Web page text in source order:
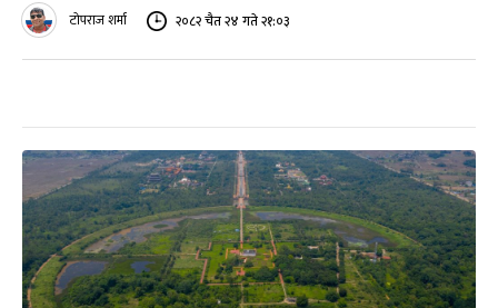
टोपराज शर्मा २०८२ चैत २४ गते २१:०३